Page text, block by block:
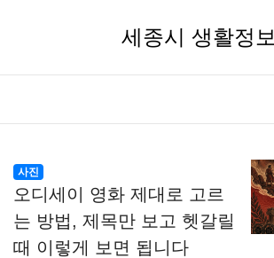
세종시 생활정보
사진
오디세이 영화 제대로 고르
는 방법, 제목만 보고 헷갈릴
때 이렇게 보면 됩니다